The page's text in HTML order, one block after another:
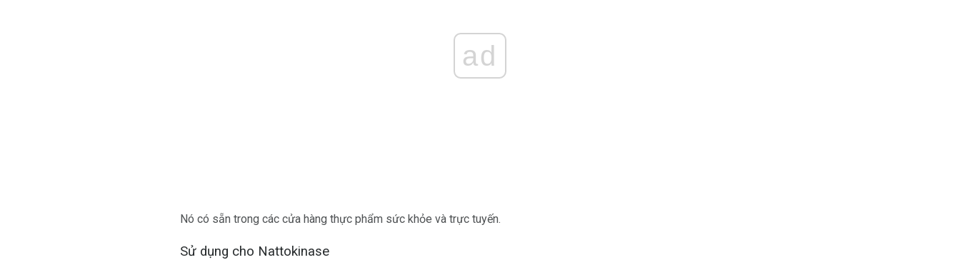
ad
Nó có sẵn trong các cửa hàng thực phẩm sức khỏe và trực tuyến.
Sử dụng cho Nattokinase